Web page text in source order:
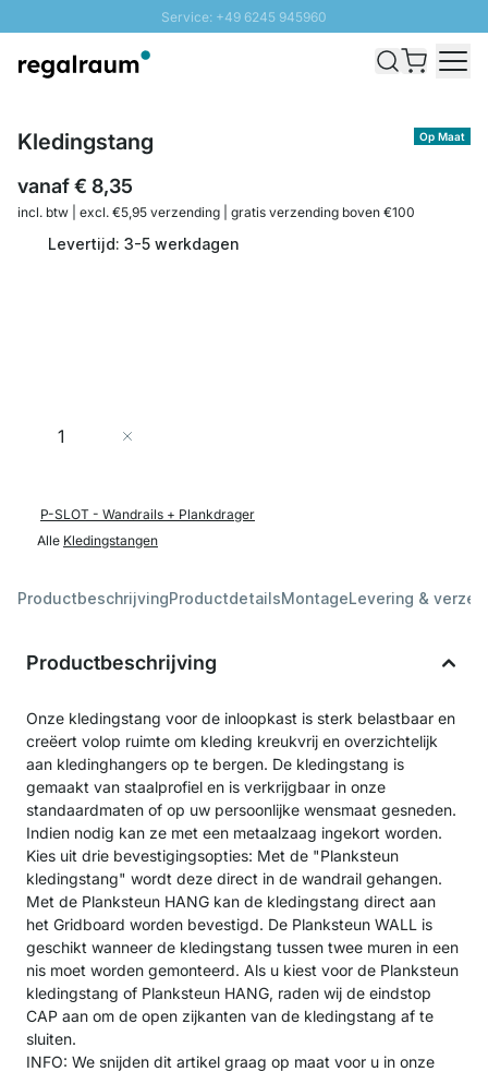
Service: +49 6245 945960
Snelle levering - Gratis verzending vanaf €100
Op Maat
Kledingstang
vanaf€ 8,35
incl. btw | excl. €5,95 verzending | gratis verzending boven €100
Levertijd: 3-5 werkdagen
Aantal
P-SLOT - Wandrails + Plankdrager
Alle Kledingstangen
ProductbeschrijvingProductdetailsMontageLevering &
Productbeschrijving
Onze kledingstang voor de inloopkast is sterk belastbaar en
creëert volop ruimte om kleding kreukvrij en overzichtelijk
aan kledinghangers op te bergen. De kledingstang is
gemaakt van staalprofiel en is verkrijgbaar in onze
standaardmaten of op uw persoonlijke wensmaat gesneden.
Indien nodig kan ze met een metaalzaag ingekort worden.
Kies uit drie bevestigingsopties: Met de "Planksteun
kledingstang" wordt deze direct in de wandrail gehangen.
Met de Planksteun HANG kan de kledingstang direct aan
het Gridboard worden bevestigd. De Planksteun WALL is
geschikt wanneer de kledingstang tussen twee muren in een
nis moet worden gemonteerd. Als u kiest voor de Planksteun
kledingstang of Planksteun HANG, raden wij de eindstop
CAP aan om de open zijkanten van de kledingstang af te
sluiten.
INFO: We snijden dit artikel graag op maat voor u in onze